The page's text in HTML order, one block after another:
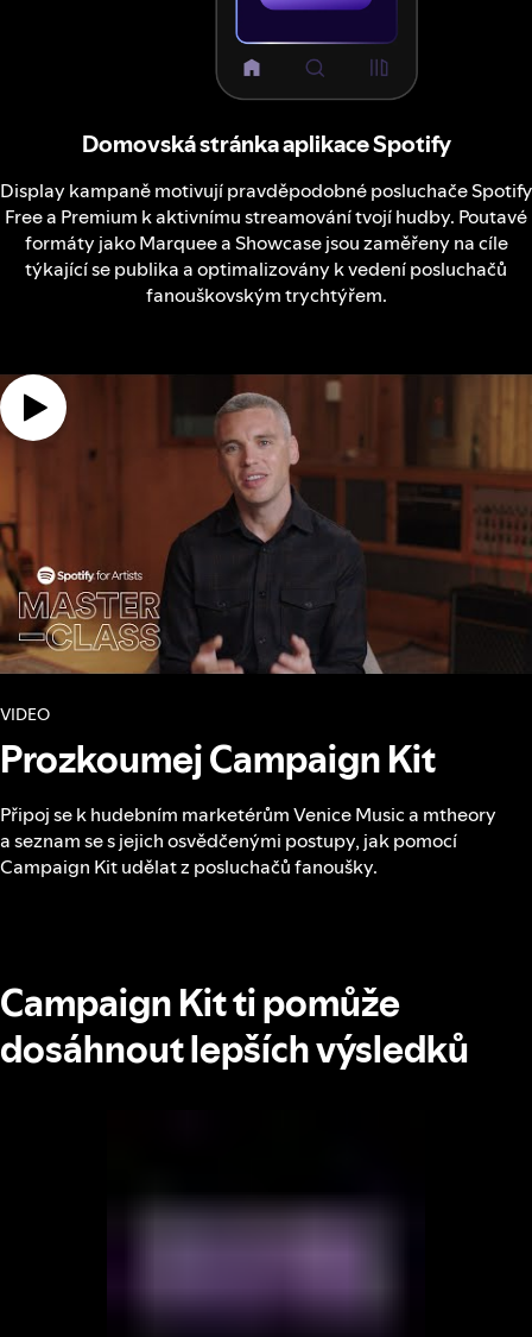
Domovská stránka aplikace Spotify
Display kampaně motivují pravděpodobné posluchače Spotify
Free a Premium k aktivnímu streamování tvojí hudby. Poutavé
formáty jako Marquee a Showcase jsou zaměřeny na cíle
týkající se publika a optimalizovány k vedení posluchačů
fanouškovským trychtýřem.
VIDEO
Prozkoumej Campaign Kit
Připoj se k hudebním marketérům Venice Music a mtheory
a seznam se s jejich osvědčenými postupy, jak pomocí
Campaign Kit udělat z posluchačů fanoušky.
Campaign Kit ti pomůže
dosáhnout lepších výsledků